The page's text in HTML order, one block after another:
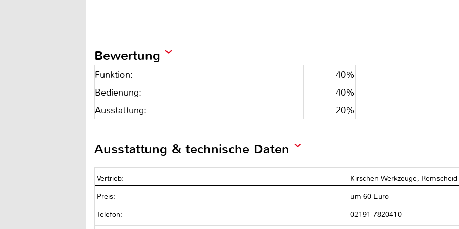
Bewertung
Funktion:
40%
Bedienung:
40%
Ausstattung:
20%
Ausstattung & technische Daten
Vertrieb: Kirschen Werkzeuge,
Preis: um 60 Euro
Telefon: 02191 7820410